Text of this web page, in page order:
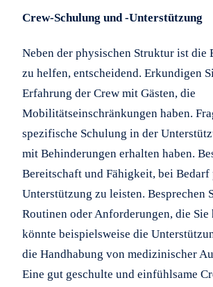
Crew-Schulung und -Unterstützung
Neben der physischen Struktur ist die
zu helfen, entscheidend. Erkundigen
Erfahrung der Crew mit Gästen, die
Mobilitätseinschränkungen haben.
spezifische Schulung in der
mit Behinderungen erhalten haben.
Bereitschaft und Fähigkeit, bei Bedarf
Unterstützung zu leisten. Besprechen
Routinen oder Anforderungen, die Sie
könnte beispielsweise die
die Handhabung von medizinischer
Eine gut geschulte und einfühlsame